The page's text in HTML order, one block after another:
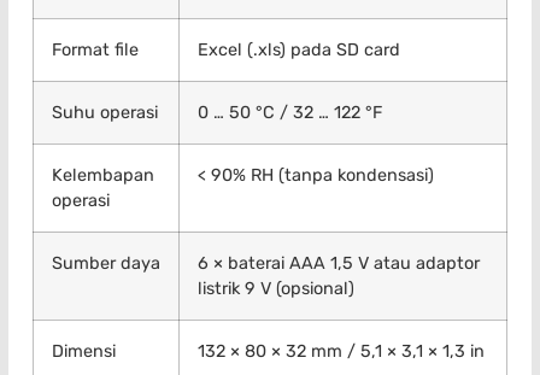
Format file Excel (.xls) pada SD card
Suhu operasi 0 … 50 °C / 32 … 122 °F
Kelembapan
operasi
< 90% RH (tanpa kondensasi)
Sumber daya
6 × baterai AAA 1,5 V atau adaptor
listrik 9 V (opsional)
Dimensi 132 × 80 × 32 mm / 5,1 × 3,1 × 1,3 in